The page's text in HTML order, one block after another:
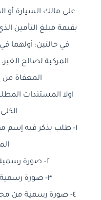
على مالك السيارة أو
بقيمة مبلغ التأمين
في حالتين: أولهما
المركبة لصالح
المعفاة من
اولا المستندات
١- طلب يذكر فيه إسم
٢- صورة رسمية من شهادة الوفاة .
٣- صورة رسمية من الاعلام الشرعى .
٤- صورة رسمية من محضر التحقيق والتقرير الطبى .